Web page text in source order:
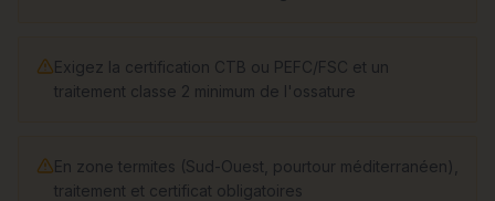
Exigez la certification CTB ou PEFC/FSC et un
traitement classe 2 minimum de l'ossature
En zone termites (Sud-Ouest, pourtour méditerranéen),
traitement et certificat obligatoires